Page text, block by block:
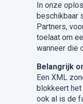
In onze
beschikbaar
Partners,
toelaat om
wanneer die
Belangrijk
Een XML
blokkeert
ook al is de